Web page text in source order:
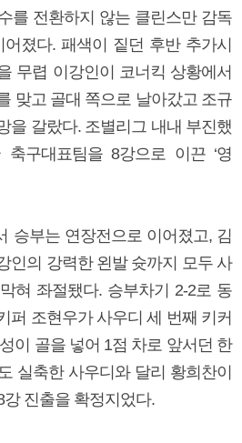
를 전환하지 않는 클린스만 감독
졌다. 패색이 짙던 후반 추가시
무렵 이강인이 코너킥 상황에서
맞고 골대 쪽으로 날아갔고 조규
을 갈랐다. 조별리그 내내 부진했
구대표팀을 8강으로 이끈 ‘영
승부는 연장전으로 이어졌고, 김
인의 강력한 왼발 슛까지 모두 사
혀 좌절됐다. 승부차기 2-2로 동
퍼 조현우가 사우디 세 번째 키커
이 골을 넣어 1점 차로 앞서던 한
실축한 사우디와 달리 황희찬이
강 진출을 확정지었다.